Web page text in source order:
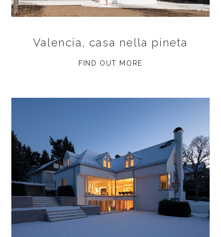
Valencia, casa nella pineta
FIND OUT MORE